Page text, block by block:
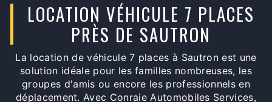
LOCATION VÉHICULE 7 PLACES
PRÈS DE SAUTRON
La location de véhicule 7 places à Sautron est une
solution idéale pour les familles nombreuses, les
groupes d'amis ou encore les professionnels en
déplacement. Avec Conraie Automobiles Services,